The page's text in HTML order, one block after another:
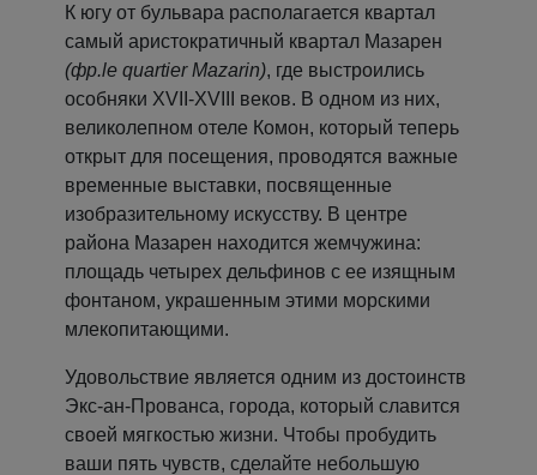
К югу от бульвара располагается квартал
самый аристократичный квартал Мазарен
(фр.le quartier Mazarin), где выстроились
особняки XVII-XVIII веков. В одном из них,
великолепном отеле Комон, который теперь
открыт для посещения, проводятся важные
временные выставки, посвященные
изобразительному искусству. В центре
района Мазарен находится жемчужина:
площадь четырех дельфинов с ее изящным
фонтаном, украшенным этими морскими
млекопитающими.
Удовольствие является одним из достоинств
Экс-ан-Прованса, города, который славится
своей мягкостью жизни. Чтобы пробудить
ваши пять чувств, сделайте небольшую